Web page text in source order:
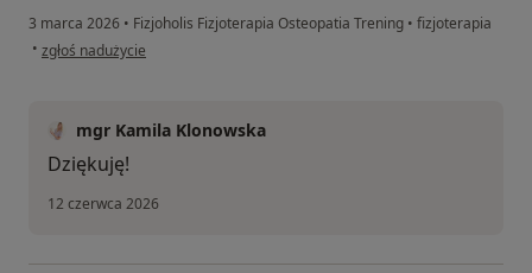
3 marca 2026 • Fizjoholis Fizjoterapia Osteopatia Trening • fizjoterapia
• w opinii użytkownika Pacjent
zgłoś nadużycie
mgr Kamila Klonowska
Dziękuję!
12 czerwca 2026